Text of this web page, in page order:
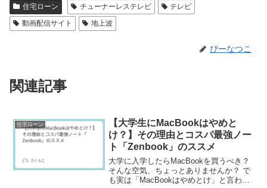
住宅ローン チューナーレステレビ
テレビ
動画配信サイト
地上波
ぴーなつこ
関連記事
住宅ローン
【大学生にMacBookはやめと
け？】その理由とコスパ最強ノー
ト「Zenbook」のススメ
大学に入学したらMacBookを買うべき？
そんな空気、ちょっとありませんか？ で
も実は「MacBookはやめとけ」と言われ